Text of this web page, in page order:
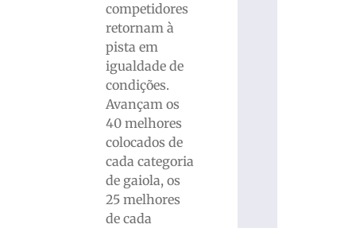
competidores
retornam à
pista em
igualdade de
condições.
Avançam os
40 melhores
colocados de
cada categoria
de gaiola, os
25 melhores
de cada